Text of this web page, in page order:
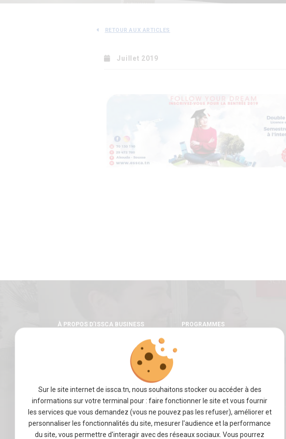
RETOUR AUX ARTICLES
Juillet 2019
Sur le site internet de issca.tn, nous souhaitons stocker ou accéder à des
informations sur votre terminal pour : faire fonctionner le site et vous fournir
les services que vous demandez (vous ne pouvez pas les refuser), améliorer et
personnaliser les fonctionnalités du site, mesurer l'audience et la performance
du site, vous permettre d'interagir avec des réseaux sociaux. Vous pourrez
À PROPOS D’ISSCA BUSINESS
Notre équipe
PROGRAMMES
Les stages
VIE ÉTUDIANTE
Activités Estudiantines
ENTREPRISES
Accéder à nos talents